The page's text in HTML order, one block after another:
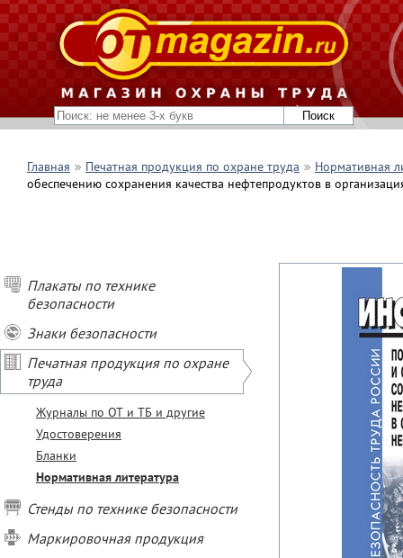
Главная Печатная продукция по охране труда
Нормативная
обеспечению сохранения качества нефтепродуктов в
Плакаты по технике
безопасности
Знаки безопасности
Печатная продукция по охране
труда
Журналы по ОТ и ТБ и другие
Удостоверения
Бланки
Нормативная литература
Стенды по технике безопасности
Маркировочная продукция